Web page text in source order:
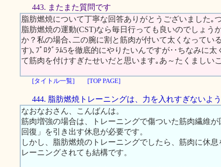
443. またまた質問です
脂肪燃焼について丁寧な回答ありがとうございました｡
脂肪燃焼の運動(CST)なら毎日行っても良いのでしょう
か？私の場合､二の腕に割と筋肉が付いて太くなってい
す)､ﾌﾟﾛｸﾞﾗﾑ5を徹底的にやりたいんですが･･ちなみに
て筋肉を付けすぎたせいだと思います｡あ～たくましい
[タイトル一覧] [TOP PAGE]
444. 脂肪燃焼トレーニングは、力を入れすぎないよ
なおなおさん、こんばんは。
筋肉増強の場合は、トレーニングで傷ついた筋肉繊維
回復」を引き出す休息が必要です。
しかし、脂肪燃焼のトレーニングでしたら、筋肉に休
レーニングされても結構です。